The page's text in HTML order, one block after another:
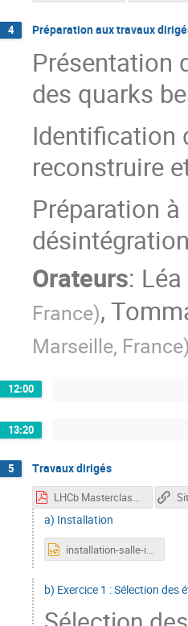
4 Préparation aux travaux
Présentation
des quarks
Identification
reconstruire
Préparation
Orateurs:
France),
Marseille, France)
12:00
13:20
5 Travaux dirigés
LHCb Masterclass exercise presentation-2.pdf
a) Installation
installation-salle-info.pptx
b) Exercice 1 : Sélection des